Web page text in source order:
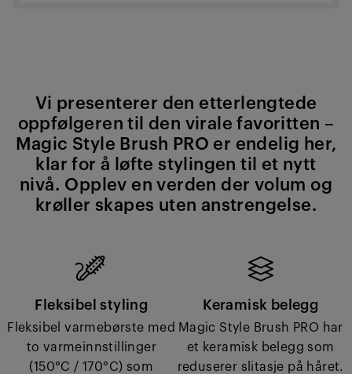
Vi presenterer den etterlengtede
oppfølgeren til den virale favoritten –
Magic Style Brush PRO er endelig her,
klar for å løfte stylingen til et nytt
nivå. Opplev en verden der volum og
krøller skapes uten anstrengelse.
Fleksibel styling
Fleksibel varmebørste med
to varmeinnstillinger
(150°C / 170°C) som
Keramisk belegg
Magic Style Brush PRO har
et keramisk belegg som
reduserer slitasje på håret.